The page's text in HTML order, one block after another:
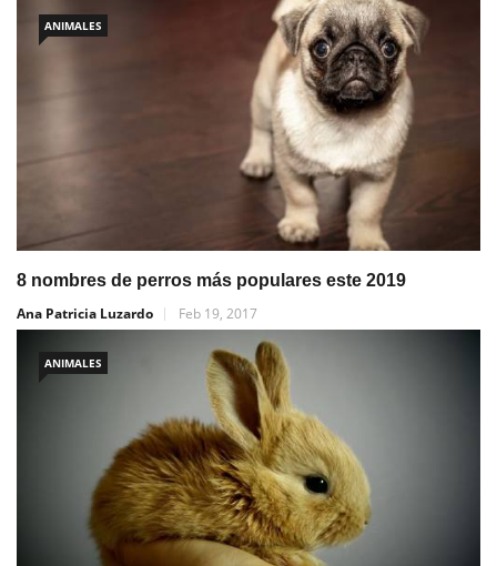
ANIMALES
8 nombres de perros más populares este 2019
Ana Patricia Luzardo
Feb 19, 2017
ANIMALES